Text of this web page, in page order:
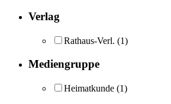
Verlag
Rathaus-Verl. (1)
Mediengruppe
Heimatkunde (1)